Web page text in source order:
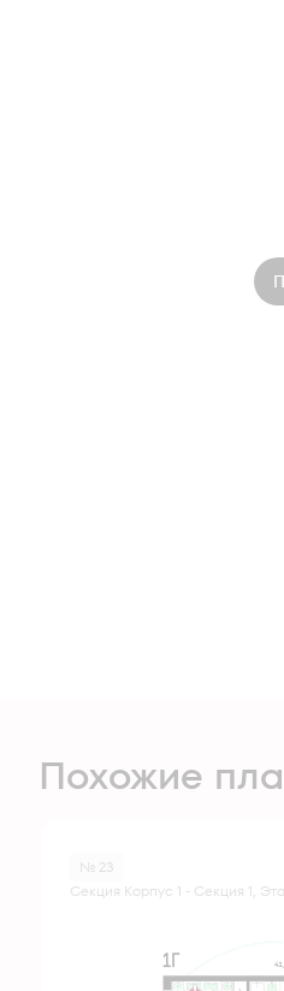
Похожие
№ 23
Секция Корпус 1 - Секция 1,